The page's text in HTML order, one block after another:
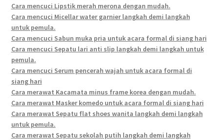
Cara mencuci Lipstik merah merona dengan mudah.
Cara mencuci Micellar water garnier langkah demi langkah
untuk pemula.
Cara mencuci Sabun muka pria untuk acara formal di siang hari
Cara mencuci Sepatu lari anti slip langkah demi langkah untuk
pemula.
Cara mencuci Serum pencerah wajah untuk acara formal di
siang hari
Cara merawat Kacamata minus frame korea dengan mudah.
Cara merawat Masker komedo untuk acara formal di siang hari
Cara merawat Sepatu flat shoes wanita langkah demi langkah
untuk pemula.
Cara merawat Sepatu sekolah putih langkah demi langkah